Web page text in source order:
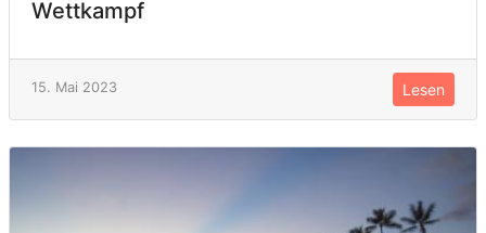
Wettkampf
15. Mai 2023 Lesen